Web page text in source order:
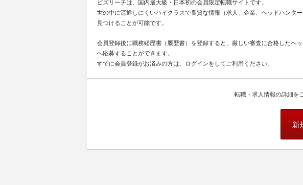
ビズリーチは、国内最大級・日本初の会員限定転職サイトです。
世の中に流通しにくいハイクラスで良質な情報（求人、企業、ヘッドハンタ
見つけることが可能です。
会員登録後に職務経歴書（履歴書）を登録すると、厳しい審査に合格したヘ
へ応募することができます。
すでに会員登録がお済みの方は、ログインをしてご利用ください。
転職・求人情報の詳細を
新